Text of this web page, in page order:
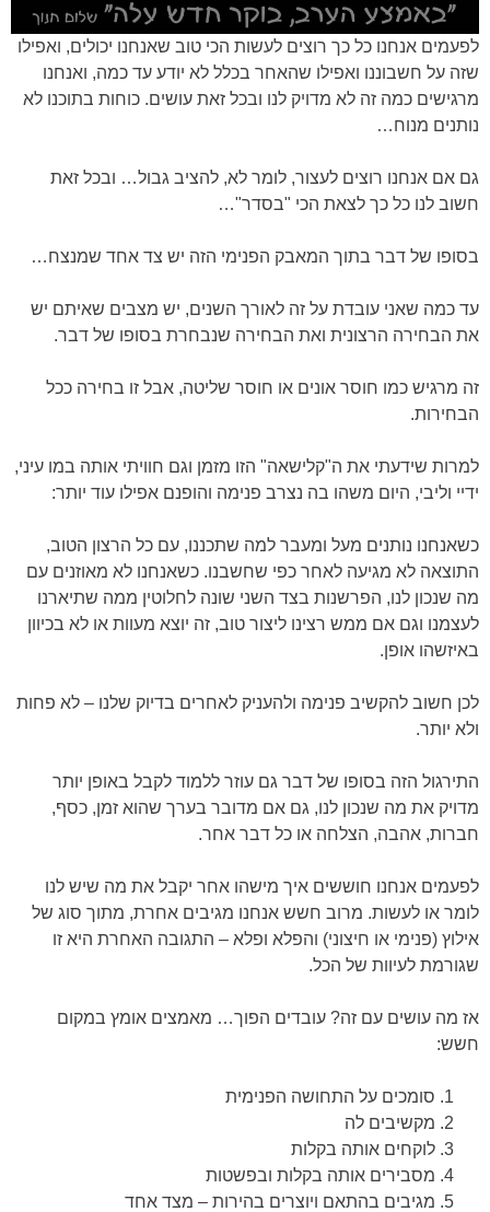
לפעמים אנחנו כל כך רוצים לעשות הכי טוב שאנחנו יכולים, ואפילו
שזה על חשבוננו ואפילו שהאחר בכלל לא יודע עד כמה, ואנחנו
מרגישים כמה זה לא מדויק לנו ובכל זאת עושים. כוחות בתוכנו לא
נותנים מנוח…
גם אם אנחנו רוצים לעצור, לומר לא, להציב גבול… ובכל זאת
חשוב לנו כל כך לצאת הכי "בסדר"…
בסופו של דבר בתוך המאבק הפנימי הזה יש צד אחד שמנצח…
עד כמה שאני עובדת על זה לאורך השנים, יש מצבים שאיתם יש
את הבחירה הרצונית ואת הבחירה שנבחרת בסופו של דבר.
זה מרגיש כמו חוסר אונים או חוסר שליטה, אבל זו בחירה ככל
הבחירות.
למרות שידעתי את ה"קלישאה" הזו מזמן וגם חוויתי אותה במו עיני,
ידיי וליבי, היום משהו בה נצרב פנימה והופנם אפילו עוד יותר:
כשאנחנו נותנים מעל ומעבר למה שתכננו, עם כל הרצון הטוב,
התוצאה לא מגיעה לאחר כפי שחשבנו. כשאנחנו לא מאוזנים עם
מה שנכון לנו, הפרשנות בצד השני שונה לחלוטין ממה שתיארנו
לעצמנו וגם אם ממש רצינו ליצור טוב, זה יוצא מעוות או לא בכיוון
באיזשהו אופן.
לכן חשוב להקשיב פנימה ולהעניק לאחרים בדיוק שלנו – לא פחות
ולא יותר.
התירגול הזה בסופו של דבר גם עוזר ללמוד לקבל באופן יותר
מדויק את מה שנכון לנו, גם אם מדובר בערך שהוא זמן, כסף,
חברות, אהבה, הצלחה או כל דבר אחר.
לפעמים אנחנו חוששים איך מישהו אחר יקבל את מה שיש לנו
לומר או לעשות. מרוב חשש אנחנו מגיבים אחרת, מתוך סוג של
אילוץ (פנימי או חיצוני) והפלא ופלא – התגובה האחרת היא זו
שגורמת לעיוות של הכל.
אז מה עושים עם זה? עובדים הפוך… מאמצים אומץ במקום
חשש:
סומכים על התחושה הפנימית
מקשיבים לה
לוקחים אותה בקלות
מסבירים אותה בקלות ובפשטות
מגיבים בהתאם ויוצרים בהירות – מצד אחד